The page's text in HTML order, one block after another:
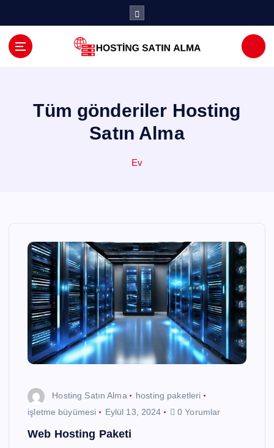
Tüm gönderiler Hosting
Satın Alma
Ev
Hosting Satın Alma
hosting paketleri
işletme büyümesi
Eylül 13, 2024 0 Yorumlar
Web Hosting Paketi